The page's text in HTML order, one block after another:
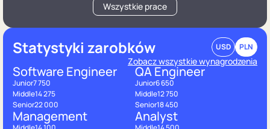
Wszystkie prace
Statystyki zarobków USD PLN
Zobacz wszystkie wynagrodzenia
Software Engineer
Junior7 750
Middle14 275
Senior22 000
QA Engineer
Junior6 650
Middle12 750
Senior18 450
Management Analyst